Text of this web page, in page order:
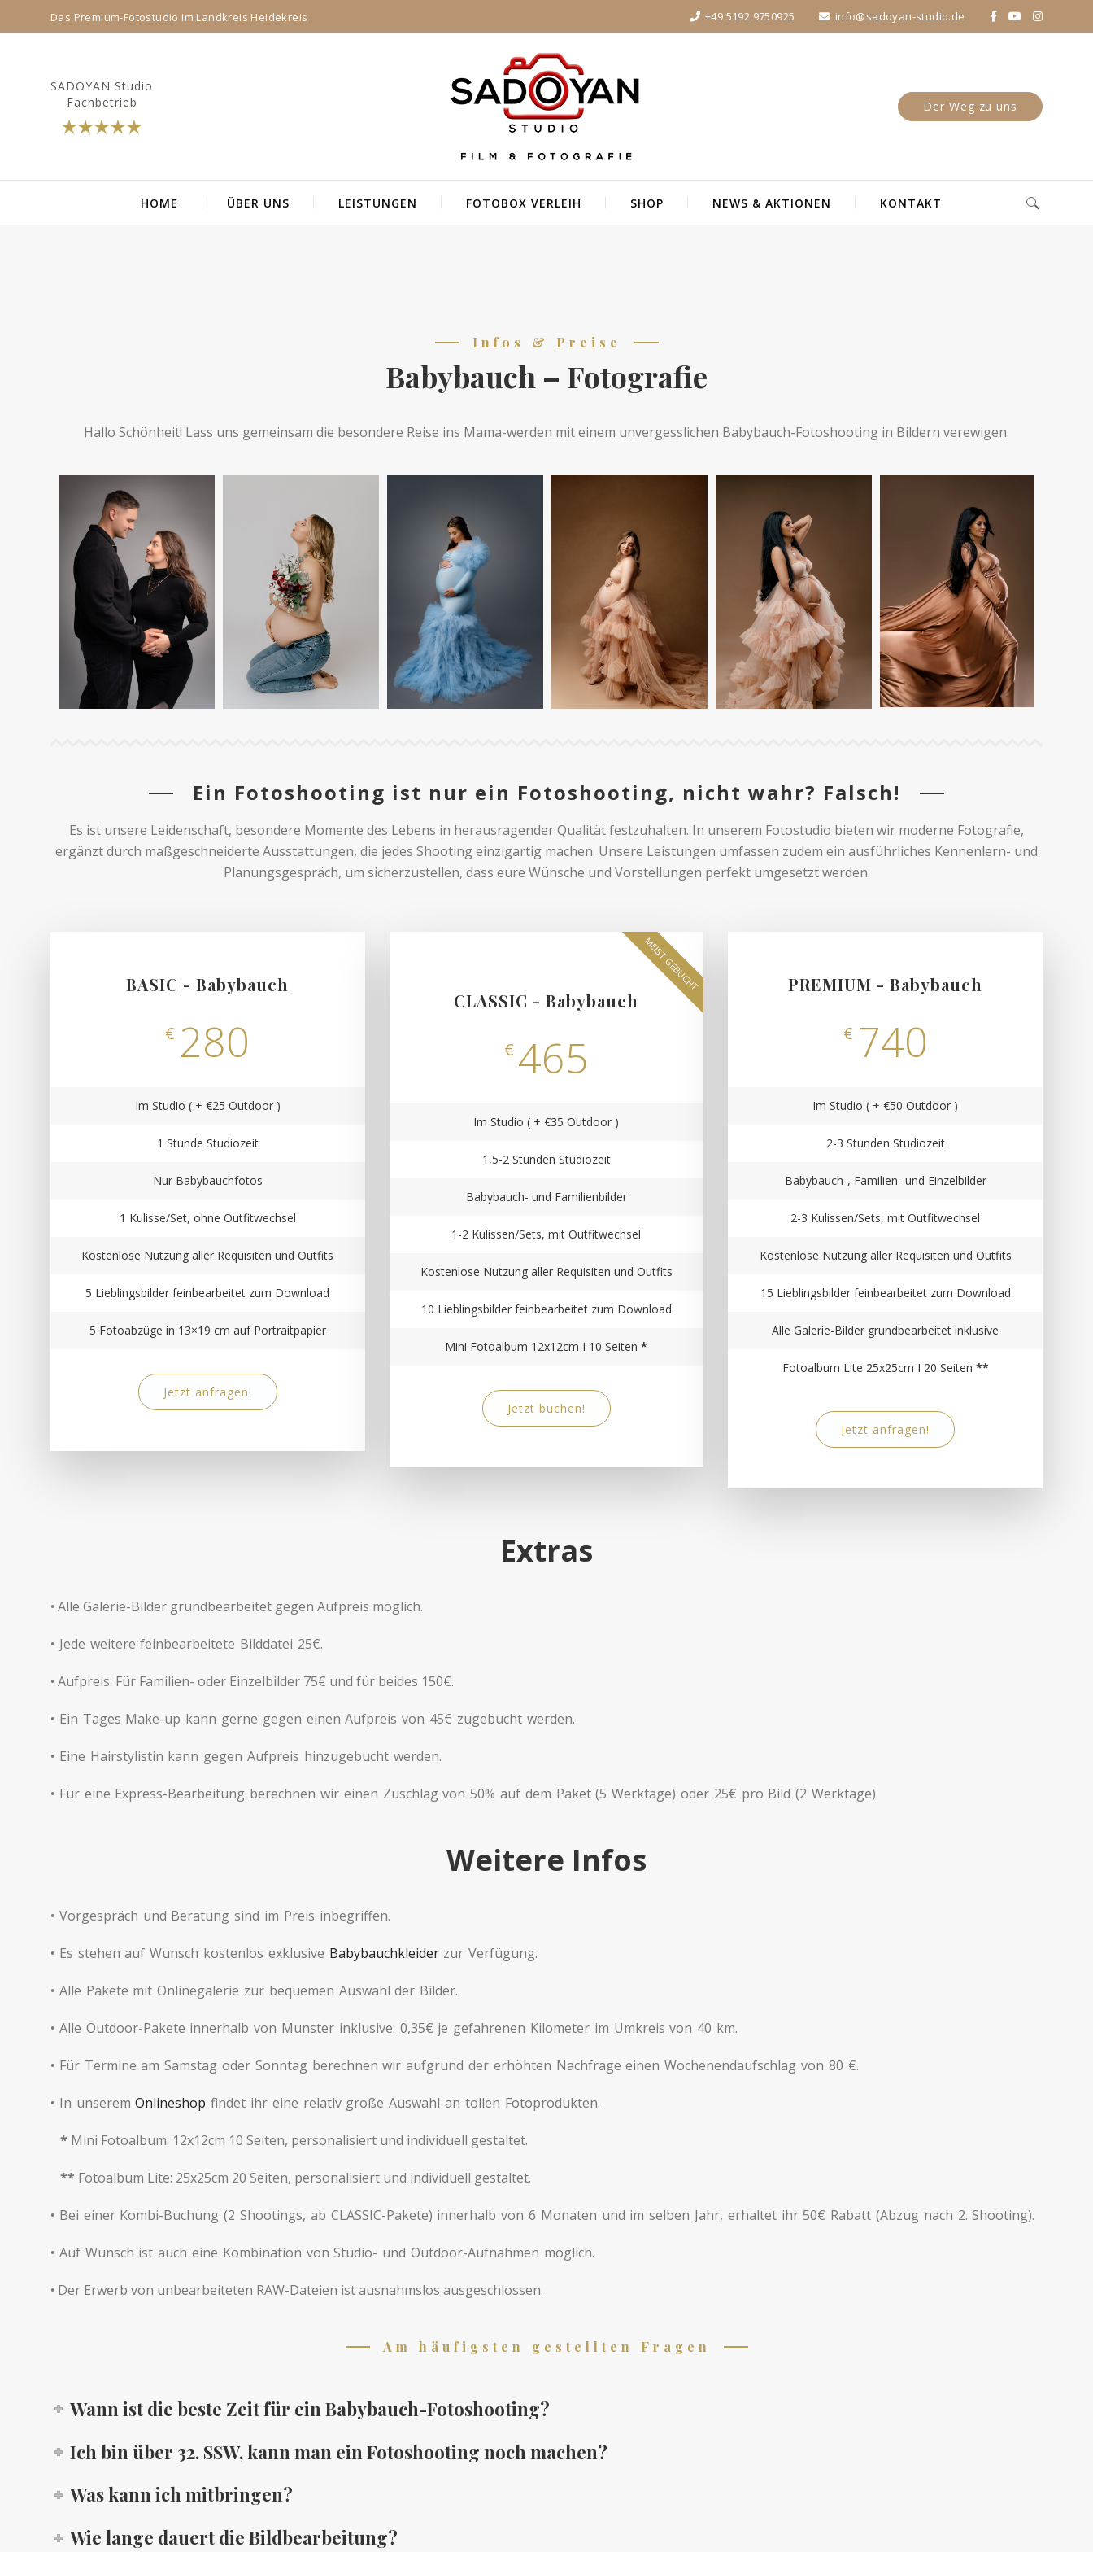
Das Premium-Fotostudio im Landkreis Heidekreis +49 5192 9750925 info@sadoyan-studio.de
SADOYAN Studio
Fachbetrieb
Der Weg zu uns
HOME ÜBER UNS LEISTUNGEN FOTOBOX VERLEIH SHOP NEWS & AKTIONEN KONTAKT
Infos & Preise
Babybauch – Fotografie
Hallo Schönheit! Lass uns gemeinsam die besondere Reise ins Mama-werden mit einem unvergesslichen Babybauch-Fotoshooting in Bildern verewigen.
Ein Fotoshooting ist nur ein Fotoshooting, nicht wahr? Falsch!
Es ist unsere Leidenschaft, besondere Momente des Lebens in herausragender Qualität festzuhalten. In unserem Fotostudio bieten wir moderne Fotografie,
ergänzt durch maßgeschneiderte Ausstattungen, die jedes Shooting einzigartig machen. Unsere Leistungen umfassen zudem ein ausführliches Kennenlern- und
Planungsgespräch, um sicherzustellen, dass eure Wünsche und Vorstellungen perfekt umgesetzt werden.
BASIC - Babybauch
€ 280
Im Studio ( + €25 Outdoor )
1 Stunde Studiozeit
Nur Babybauchfotos
1 Kulisse/Set, ohne Outfitwechsel
Kostenlose Nutzung aller Requisiten und Outfits
5 Lieblingsbilder feinbearbeitet zum Download
5 Fotoabzüge in 13×19 cm auf Portraitpapier
Jetzt anfragen!
MEIST GEBUCHT
CLASSIC - Babybauch
€ 465
Im Studio ( + €35 Outdoor )
1,5-2 Stunden Studiozeit
Babybauch- und Familienbilder
1-2 Kulissen/Sets, mit Outfitwechsel
Kostenlose Nutzung aller Requisiten und Outfits
10 Lieblingsbilder feinbearbeitet zum Download
Mini Fotoalbum 12x12cm I 10 Seiten*
Jetzt buchen!
PREMIUM - Babybauch
€ 740
Im Studio ( + €50 Outdoor )
2-3 Stunden Studiozeit
Babybauch-, Familien- und Einzelbilder
2-3 Kulissen/Sets, mit Outfitwechsel
Kostenlose Nutzung aller Requisiten und Outfits
15 Lieblingsbilder feinbearbeitet zum Download
Alle Galerie-Bilder grundbearbeitet inklusive
Fotoalbum Lite 25x25cm I 20 Seiten **
Jetzt anfragen!
Extras
• Alle Galerie-Bilder grundbearbeitet gegen Aufpreis möglich.
• Jede weitere feinbearbeitete Bilddatei 25€.
• Aufpreis: Für Familien- oder Einzelbilder 75€ und für beides 150€.
• Ein Tages Make-up kann gerne gegen einen Aufpreis von 45€ zugebucht werden.
• Eine Hairstylistin kann gegen Aufpreis hinzugebucht werden.
• Für eine Express-Bearbeitung berechnen wir einen Zuschlag von 50% auf dem Paket (5 Werktage) oder 25€ pro Bild (2 Werktage).
Weitere Infos
• Vorgespräch und Beratung sind im Preis inbegriffen.
• Es stehen auf Wunsch kostenlos exklusive Babybauchkleiderzur Verfügung.
• Alle Pakete mit Onlinegalerie zur bequemen Auswahl der Bilder.
• Alle Outdoor-Pakete innerhalb von Munster inklusive. 0,35€ je gefahrenen Kilometer im Umkreis von 40 km.
• Für Termine am Samstag oder Sonntag berechnen wir aufgrund der erhöhten Nachfrage einen Wochenendaufschlag von 80 €.
• In unseremOnlineshop findet ihr eine relativ große Auswahl an tollen Fotoprodukten.
* Mini Fotoalbum: 12x12cm 10 Seiten, personalisiert und individuell gestaltet.
** Fotoalbum Lite: 25x25cm 20 Seiten, personalisiert und individuell gestaltet.
• Bei einer Kombi-Buchung (2 Shootings, ab CLASSIC-Pakete) innerhalb von 6 Monaten und im selben Jahr, erhaltet ihr 50€ Rabatt (Abzug nach 2. Shooting).
• Auf Wunsch ist auch eine Kombination von Studio- und Outdoor-Aufnahmen möglich.
• Der Erwerb von unbearbeiteten RAW-Dateien ist ausnahmslos ausgeschlossen.
Am häufigsten gestellten Fragen
Wann ist die beste Zeit für ein Babybauch-Fotoshooting?
Ich bin über 32. SSW, kann man ein Fotoshooting noch machen?
Was kann ich mitbringen?
Wie lange dauert die Bildbearbeitung?